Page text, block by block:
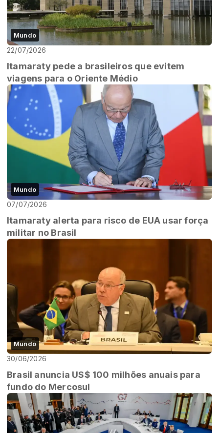
Mundo
22/07/2026
Itamaraty pede a brasileiros que evitem
viagens para o Oriente Médio
Mundo
07/07/2026
Itamaraty alerta para risco de EUA usar força
militar no Brasil
Mundo
30/06/2026
Brasil anuncia US$ 100 milhões anuais para
fundo do Mercosul